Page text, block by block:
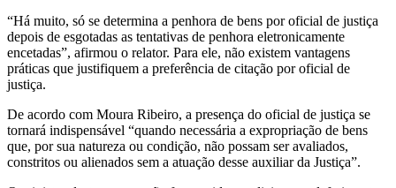
“Há muito, só se determina a penhora de bens por oficial de justiça
depois de esgotadas as tentativas de penhora eletronicamente
encetadas”, afirmou o relator. Para ele, não existem vantagens
práticas que justifiquem a preferência de citação por oficial de
justiça.
De acordo com Moura Ribeiro, a presença do oficial de justiça se
tornará indispensável “quando necessária a expropriação de bens
que, por sua natureza ou condição, não possam ser avaliados,
constritos ou alienados sem a atuação desse auxiliar da Justiça”.